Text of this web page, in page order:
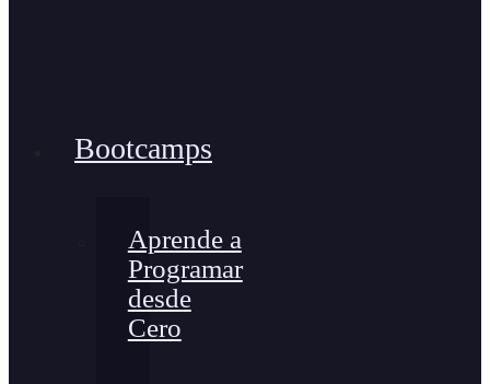
Bootcamps
Aprende a
Programar
desde
Cero